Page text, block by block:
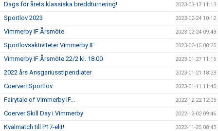
Dags för årets klassiska breddturnering! 2023-03-17 11:13
Sportlov 2023 2023-02-24 10:12
Vimmerby IF Årsmöte 2023-02-24 09:43
Sportlovsaktiviteter Vimmerby IF 2023-02-15 08:25
Vimmerby IF Årsmöte 22/2 kl. 18.00 2023-01-27 11:15
2022 års Ansgariusstipendiater 2023-01-21 18:23
Coerver+Sportlov 2023-01-11 11:45
Fairytale of Vimmerby IF... 2022-12-22 12:05
Coerver Skill Day i Vimmerby 2022-12-02 09:46
Kvalmatch till P17-elit! 2022-11-25 08:43